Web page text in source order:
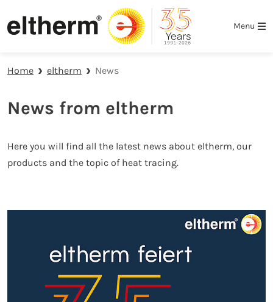
Menu
Home eltherm News
News from eltherm
Here you will find all the latest news about eltherm, our
products and the topic of heat tracing.